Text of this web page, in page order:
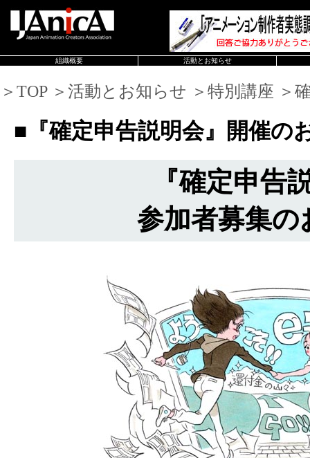
組織概要 活動とお知らせ
＞TOP ＞活動とお知らせ ＞特別講座 ＞
■『確定申告説明会』開催の
『確定申告
参加者募集の